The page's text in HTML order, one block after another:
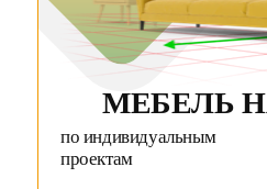
МЕБЕЛЬ
по индивидуальным
проектам